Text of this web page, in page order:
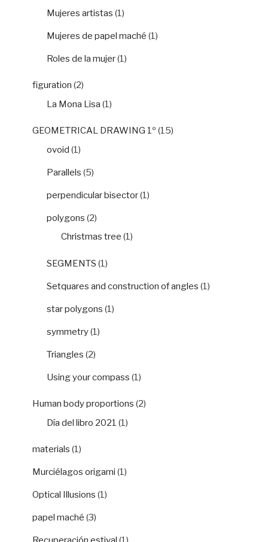
Mujeres artistas (1)
Mujeres de papel maché (1)
Roles de la mujer(1)
figuration (2)
La Mona Lisa (1)
GEOMETRICAL DRAWING 1º (15)
ovoid (1)
Parallels (5)
perpendicular bisector(1)
polygons (2)
Christmas tree (1)
SEGMENTS (1)
Setquares and construction of angles (1)
star polygons (1)
symmetry(1)
Triangles (2)
Using your compass (1)
Human body proportions (2)
Día del libro 2021 (1)
materials (1)
Murciélagos origami (1)
Optical Illusions (1)
papel maché (3)